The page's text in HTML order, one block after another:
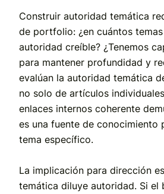
Construir autoridad temática
de portfolio: ¿en cuántos
autoridad creíble? ¿Tenemos
para mantener profundidad y
evalúan la autoridad temática
no solo de artículos
enlaces internos coherente
es una fuente de conocimiento
tema específico.
La implicación para dirección
temática diluye autoridad. Si